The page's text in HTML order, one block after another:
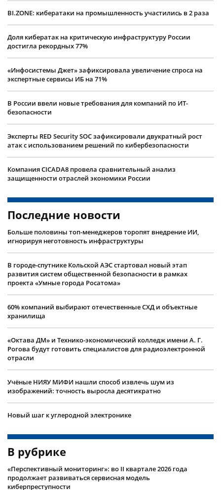
BI.ZONE: кибератаки на промышленность участились в 2 раза
Доля кибератак на критическую инфраструктуру России
достигла рекордных 77%
«Инфосистемы Джет» зафиксировала увеличение спроса на
экспертные сервисы ИБ на 71%
В России ввели новые требования для компаний по ИТ-
безопасности
Эксперты RED Security SOC зафиксировали двукратный рост
атак с использованием решений по кибербезопасности
Компания CICADA8 провела сравнительный анализ
защищенности отраслей экономики России
Последние новости
Больше половины топ-менеджеров торопят внедрение ИИ,
игнорируя неготовность инфраструктуры
В городе-спутнике Кольской АЭС стартовал новый этап
развития систем общественной безопасности в рамках
проекта «Умные города Росатома»
60% компаний выбирают отечественные СХД и объектные
хранилища
«Октава ДМ» и Технико-экономический колледж имени А. Г.
Рогова будут готовить специалистов для радиоэлектронной
отрасли
Учëные НИЯУ МИФИ нашли способ извлечь шум из
изображений: точность выросла десятикратно
Новый шаг к углеродной электронике
В рубрике
«Перспективный мониторинг»: во II квартале 2026 года
продолжает развиваться сервисная модель
киберпреступности